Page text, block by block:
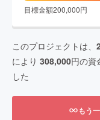
目標金額200,000円
このプロジェクトは、
により 308,000円の資
した
もう